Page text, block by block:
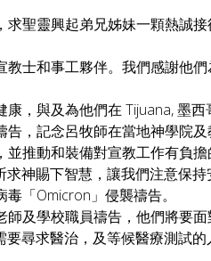
聖靈興起弟兄姊妹一顆熱誠
士和事工夥伴。我們感謝他
，與及為他們在 Tijuana, 墨
，記念呂牧師在當地神學院及
推動和裝備對宣教工作有負擔
神賜下智慧，讓我們注意保持
「Omicron」侵襲禱告。
及學校職員禱告，他們將要面
尋求醫治，及等候醫療測試